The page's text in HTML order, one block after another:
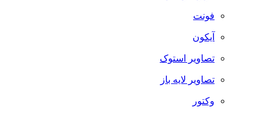
فونت
آیکون
تصاویر استوک
تصاویر لایه باز
وکتور